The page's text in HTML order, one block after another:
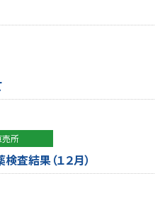
売所
結果（１２月）